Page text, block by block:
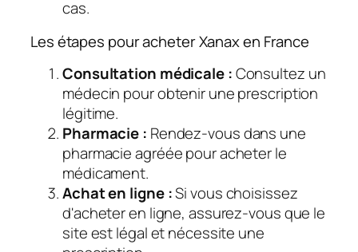
cas.
Les étapes pour acheter Xanax en France
Consultation médicale :Consultez un
médecin pour obtenir une prescription
légitime.
Pharmacie : Rendez-vous dans une
pharmacie agréée pour acheter le
médicament.
Achat en ligne :Si vous choisissez
d'acheter en ligne, assurez-vous que le
site est légal et nécessite une